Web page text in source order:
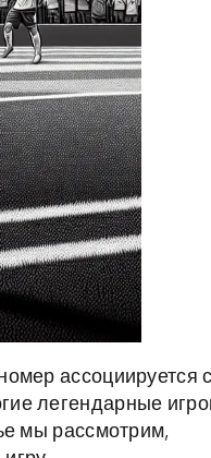
ассоциируется
легендарные
мы рассмотрим,